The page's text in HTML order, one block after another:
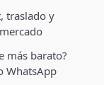
traslado y
más barato?
WhatsApp